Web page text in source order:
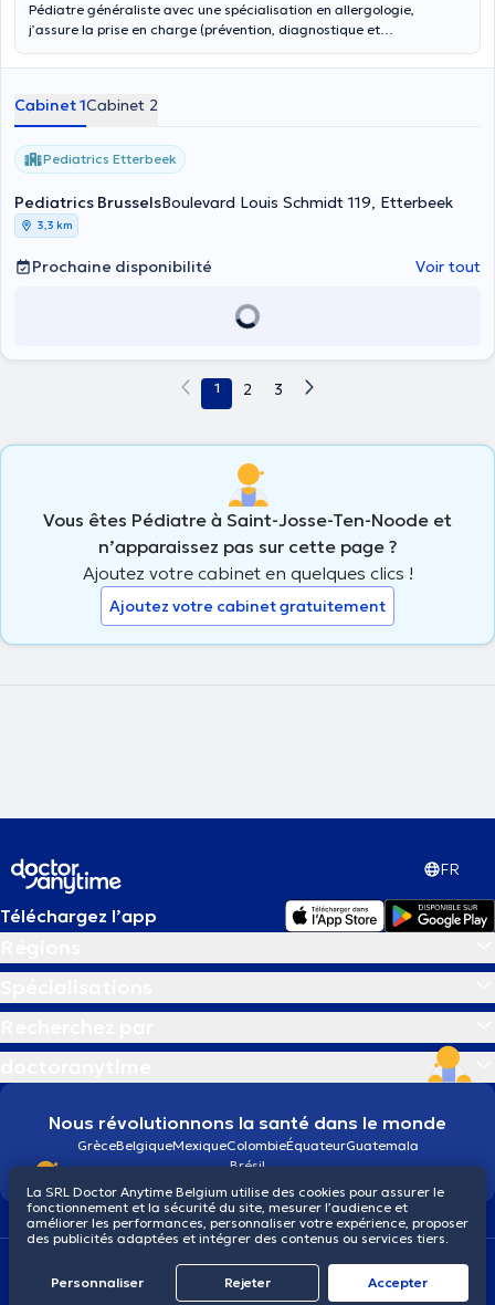
Pédiatre généraliste avec une spécialisation en allergologie,
j’assure la prise en charge (prévention, diagnostique et
Je prends en charge l’urticaire, les allergies alimentaires, l’angio-
consultations pour nouveau-nés, mais aussi les maladies infantiles
et les urgences. Pour bénéficier de mon savoir-faire, consultez
l’agenda en ligne et prenez rendez-vous au jour qui vous convient le
mieux.
Cabinet 1Cabinet 2
Pediatrics Etterbeek
Pediatrics BrusselsBoulevard Louis Schmidt 119, Etterbeek
3,3 km
Prochaine disponibilité Voir tout
1 2 3
Vous êtes Pédiatre à Saint-Josse-Ten-Noode et
n’apparaissez pas sur cette page ?
Ajoutez votre cabinet en quelques clics !
Ajoutez votre cabinet gratuitement
FR
Téléchargez l’app
Nous révolutionnons la santé dans le monde
GrèceBelgiqueMexiqueColombieÉquateurGuatemala
Brésil
Conditions généralesCookiesPolitique de confidentialité
© 2026 doctoranytime
La SRL Doctor Anytime Belgium utilise des cookies pour assurer le
fonctionnement et la sécurité du site, mesurer l’audience et
améliorer les performances, personnaliser votre expérience, proposer
des publicités adaptées et intégrer des contenus ou services tiers.
Personnaliser Rejeter Αccepter